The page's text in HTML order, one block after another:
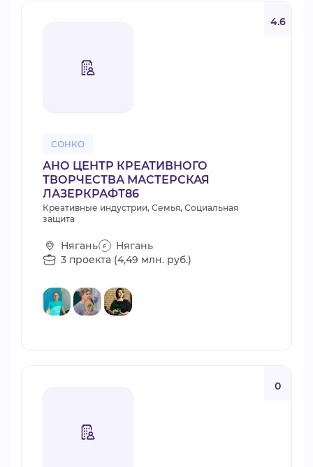
СОНКО
4.6
АНО ЦЕНТР КРЕАТИВНОГО
ТВОРЧЕСТВА МАСТЕРСКАЯ
ЛАЗЕРКРАФТ86
Креативные индустрии, Семья, Социальная
защита
Нягань
Нягань
3 проекта (4,49 млн. руб.)
0